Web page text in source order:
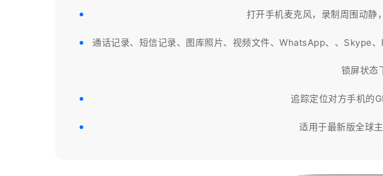
打开手机麦克风，录制周围动静
通话记录、短信记录、图库照片、视频文件、WhatsApp、、Skype
锁屏状态
追踪定位对方手机的
适用于最新版全球